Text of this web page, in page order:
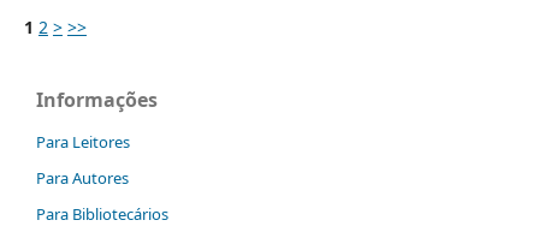
1 2 > >>
Informações
Para Leitores
Para Autores
Para Bibliotecários